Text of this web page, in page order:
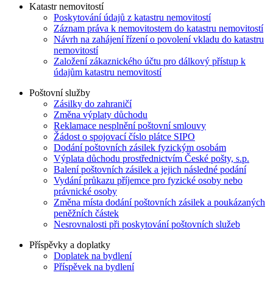
Katastr nemovitostí
Poskytování údajů z katastru nemovitostí
Záznam práva k nemovitostem do katastru nemovitostí
Návrh na zahájení řízení o povolení vkladu do katastru
nemovitostí
Založení zákaznického účtu pro dálkový přístup k
údajům katastru nemovitostí
Poštovní služby
Zásilky do zahraničí
Změna výplaty důchodu
Reklamace nesplnění poštovní smlouvy
Žádost o spojovací číslo plátce SIPO
Dodání poštovních zásilek fyzickým osobám
Výplata důchodu prostřednictvím České pošty, s.p.
Balení poštovních zásilek a jejich následné podání
Vydání průkazu příjemce pro fyzické osoby nebo
právnické osoby
Změna místa dodání poštovních zásilek a poukázaných
peněžních částek
Nesrovnalosti při poskytování poštovních služeb
Příspěvky a doplatky
Doplatek na bydlení
Příspěvek na bydlení